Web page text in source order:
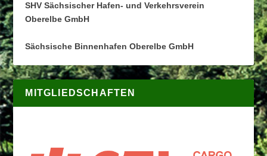
SHV Sächsischer Hafen- und Verkehrsverein
Oberelbe GmbH
Sächsische Binnenhafen Oberelbe GmbH
MITGLIEDSCHAFTEN